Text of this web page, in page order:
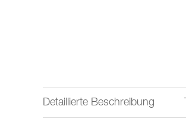
Detaillierte Beschreibung